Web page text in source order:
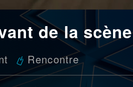
de la scène
Rencontre